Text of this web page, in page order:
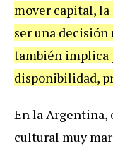
mover capital,
ser una
también implica
disponibilidad,
En la Argentina,
cultural muy